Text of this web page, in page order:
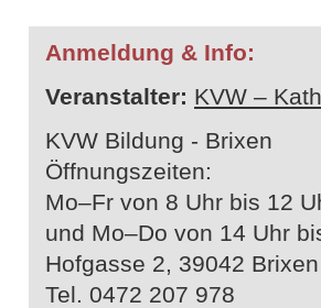
Anmeldung & Info:
Veranstalter: KVW –
KVW Bildung - Brixen
Öffnungszeiten:
Mo–Fr von 8 Uhr bis 12
und Mo–Do von 14 Uhr
Hofgasse 2, 39042 Brixen
Tel. 0472 207 978